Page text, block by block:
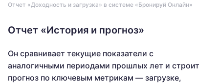
Отчет «Доходность и загрузка» в системе «Бронируй Онлайн»
Отчет «История и прогноз»
Он сравнивает текущие показатели с
аналогичными периодами прошлых лет и строит
прогноз по ключевым метрикам — загрузке,